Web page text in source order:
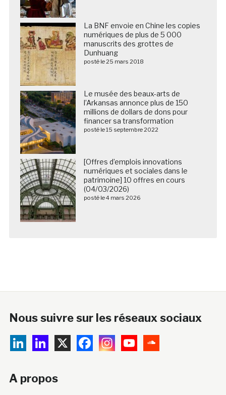
La BNF envoie en Chine les copies
numériques de plus de 5 000
manuscrits des grottes de
Dunhuang
posté le 25 mars 2018
Le musée des beaux-arts de
l’Arkansas annonce plus de 150
millions de dollars de dons pour
financer sa transformation
posté le 15 septembre 2022
[Offres d’emplois innovations
numériques et sociales dans le
patrimoine] 10 offres en cours
(04/03/2026)
posté le 4 mars 2026
Nous suivre sur les réseaux sociaux
A propos